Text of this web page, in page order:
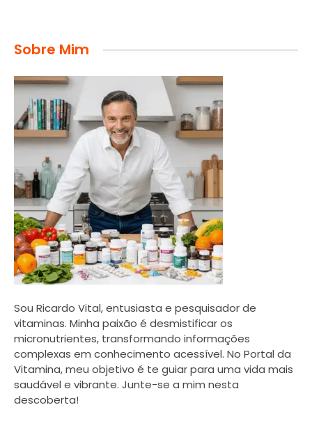
Sobre Mim
Sou Ricardo Vital, entusiasta e pesquisador de
vitaminas. Minha paixão é desmistificar os
micronutrientes, transformando informações
complexas em conhecimento acessível. No Portal da
Vitamina, meu objetivo é te guiar para uma vida mais
saudável e vibrante. Junte-se a mim nesta
descoberta!